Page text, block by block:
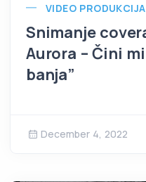
VIDEO PRODUKCIJA
Snimanje
Aurora – Čini
banja”
December 4, 2022